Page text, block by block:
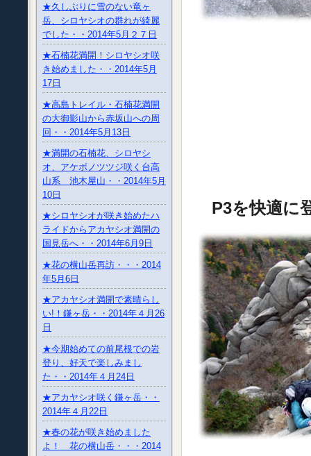
★久しぶりに雪のない竜ヶ
岳、シロヤシオの群れが綺麗
でした・・2014年5月２７日
★石楠花満開！シロヤシオ咲
き始めました・・2014年5月
17日
★高島トレイル・石楠花満開
の大御影山から赤坂山への周
回・・2014年5月13日
★満開の石楠花、シロヤシ
オ、アケボノツツジ咲く台高
山系 池木屋山・・2014年5月
10日
★シロヤシオが咲き始めたハ
ライドからアカヤシオ満開の
国見岳へ・・2014年6月9日
★花の横山岳再訪・・・2014
年5月6日
★アカヤシオ満開で素晴らし
い!！鎌ヶ岳・・2014年４月26
日
★今期始めての前尾根での岩
登り、好天で楽しみまし
た・・2014年４月24日
★アカヤシオ咲く鎌ヶ岳・・
2014年４月22日
★春の花が咲き始めました
よ！ 花の横山岳・・・2014
P3を快